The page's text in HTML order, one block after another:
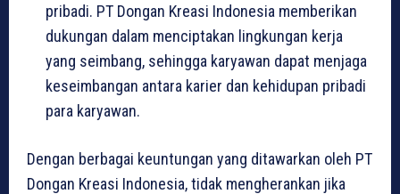
pribadi. PT Dongan Kreasi Indonesia memberikan
dukungan dalam menciptakan lingkungan kerja
yang seimbang, sehingga karyawan dapat menjaga
keseimbangan antara karier dan kehidupan pribadi
para karyawan.
Dengan berbagai keuntungan yang ditawarkan oleh PT
Dongan Kreasi Indonesia, tidak mengherankan jika